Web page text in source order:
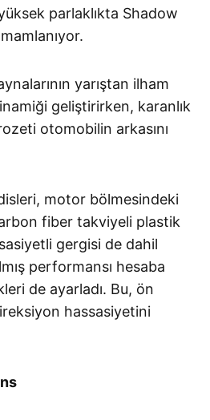
parlaklıkta Shadow
yarıştan ilham
geliştirirken, karanlık
otomobilin arkasını
motor bölmesindeki
fiber takviyeli plastik
gergisi de dahil
performansı hesaba
de ayarladı. Bu, ön
hassasiyetini